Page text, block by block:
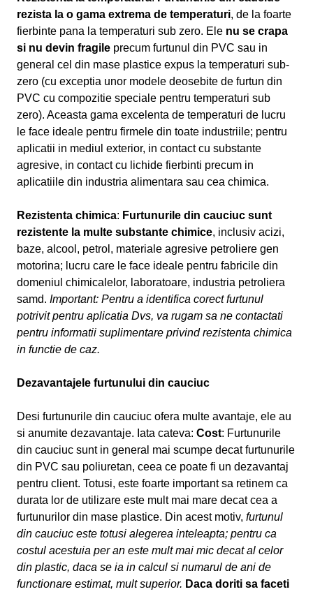
rezista la o gama extrema de temperaturi, de la foarte
fierbinte pana la temperaturi sub zero. Ele nu se crapa
si nu devin fragile precum furtunul din PVC sau in
general cel din mase plastice expus la temperaturi sub-
zero (cu exceptia unor modele deosebite de furtun din
PVC cu compozitie speciale pentru temperaturi sub
zero). Aceasta gama excelenta de temperaturi de lucru
le face ideale pentru firmele din toate industriile; pentru
aplicatii in mediul exterior, in contact cu substante
agresive, in contact cu lichide fierbinti precum in
aplicatiile din industria alimentara sau cea chimica.
Rezistenta chimica: Furtunurile din cauciuc sunt
rezistente la multe substante chimice, inclusiv acizi,
baze, alcool, petrol, materiale agresive petroliere gen
motorina; lucru care le face ideale pentru fabricile din
domeniul chimicalelor, laboratoare, industria petroliera
samd. Important: Pentru a identifica corect furtunul
potrivit pentru aplicatia Dvs, va rugam sa ne contactati
pentru informatii suplimentare privind rezistenta chimica
in functie de caz.
Dezavantajele furtunului din cauciuc
Desi furtunurile din cauciuc ofera multe avantaje, ele au
si anumite dezavantaje. Iata cateva: Cost: Furtunurile
din cauciuc sunt in general mai scumpe decat furtunurile
din PVC sau poliuretan, ceea ce poate fi un dezavantaj
pentru client. Totusi, este foarte important sa retinem ca
durata lor de utilizare este mult mai mare decat cea a
furtunurilor din mase plastice. Din acest motiv, furtunul
din cauciuc este totusi alegerea inteleapta; pentru ca
costul acestuia per an este mult mai mic decat al celor
din plastic, daca se ia in calcul si numarul de ani de
functionare estimat, mult superior. Daca doriti sa faceti